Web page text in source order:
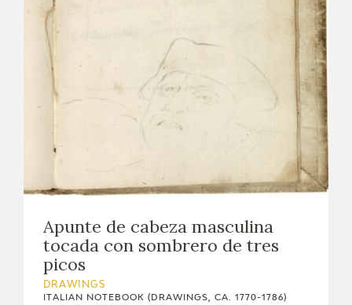
Apunte de cabeza masculina
tocada con sombrero de tres
picos
DRAWINGS
ITALIAN NOTEBOOK (DRAWINGS, CA. 1770-1786)